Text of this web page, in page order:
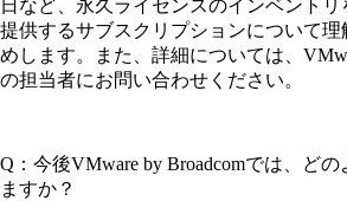
日など、永久ライセンスのインベント
提供するサブスクリプションについて
めします。また、詳細については、
の担当者にお問い合わせください。
Q：今後VMware by Broadcomでは、ど
ますか？